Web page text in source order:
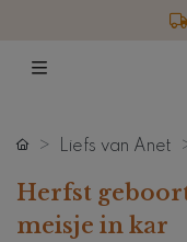
Liefs van Anet
Herfst
meisje in kar